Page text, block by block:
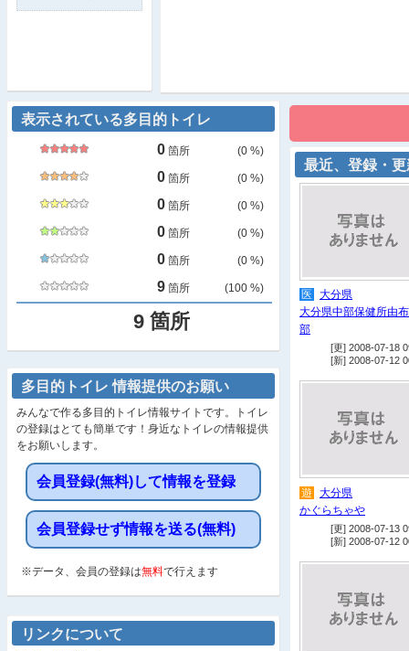
最近、登録・
医 大分県
大分県中部保健所由
部
[更] 2008-07-18
[新] 2008-07-12
遊 大分県
かぐらちゃや
[更] 2008-07-13
[新] 2008-07-12
表示されている多目的トイレ
0 箇所 (0 %)
0 箇所 (0 %)
0 箇所 (0 %)
0 箇所 (0 %)
0 箇所 (0 %)
9 箇所 (100 %)
9 箇所
多目的トイレ 情報提供のお願い
みんなで作る多目的トイレ情報サイトです。トイレ
の登録はとても簡単です！身近なトイレの情報提供
をお願いします。
会員登録(無料)して情報を登録
会員登録せず情報を送る(無料)
※データ、会員の登録は無料で行えます
リンクについて